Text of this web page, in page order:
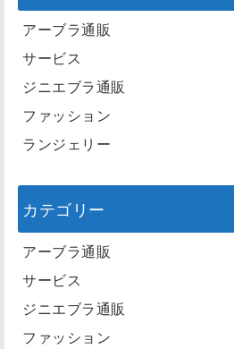
アーブラ通販
サービス
ジニエブラ通販
ファッション
ランジェリー
カテゴリー
アーブラ通販
サービス
ジニエブラ通販
ファッション